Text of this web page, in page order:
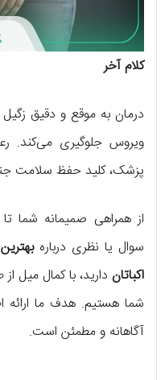
کلام آخر
درمان به موقع و دقیق زگیل
ویروس جلوگیری می‌کند.
پزشک، کلید حفظ سلامت
از همراهی صمیمانه شما
سوال یا نظری درباره
اکباتان دارید، با کمال میل
شما هستیم. هدف ما ارائه
آگاهانه و مطمئن است.